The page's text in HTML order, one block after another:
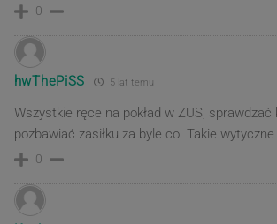
0
hwThePiSS 5 lat temu
Wszystkie ręce na pokład w ZUS, sprawdzać
pozbawiać zasiłku za byle co. Takie
0